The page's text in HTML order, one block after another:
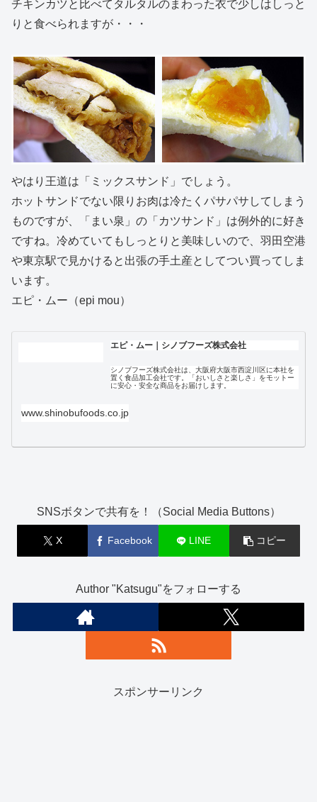
チキンカツと比べてタルタルのまわった衣で少しはしっと
りと食べられますが・・・
やはり王道は「ミックスサンド」でしょう。
ホットサンドでない限りお肉は冷たくパサパサしてしまう
ものですが、「まい泉」の「カツサンド」は例外的に好き
ですね。冷めていてもしっとりと美味しいので、羽田空港
や東京駅で見かけると出張の手土産としてつい買ってしま
います。
エピ・ムー（epi mou）
エピ・ムー｜シノブフーズ株式会社
シノブフーズ株式会社は、大阪府大阪市西淀川区に本社を
置く食品加工会社です。「おいしさと楽しさ」をモットー
に安心・安全な商品をお届けします。
www.shinobufoods.co.jp
SNSボタンで共有を！（Social Media Buttons）
X Facebook LINE コピー
Author "Katsugu"をフォローする
スポンサーリンク